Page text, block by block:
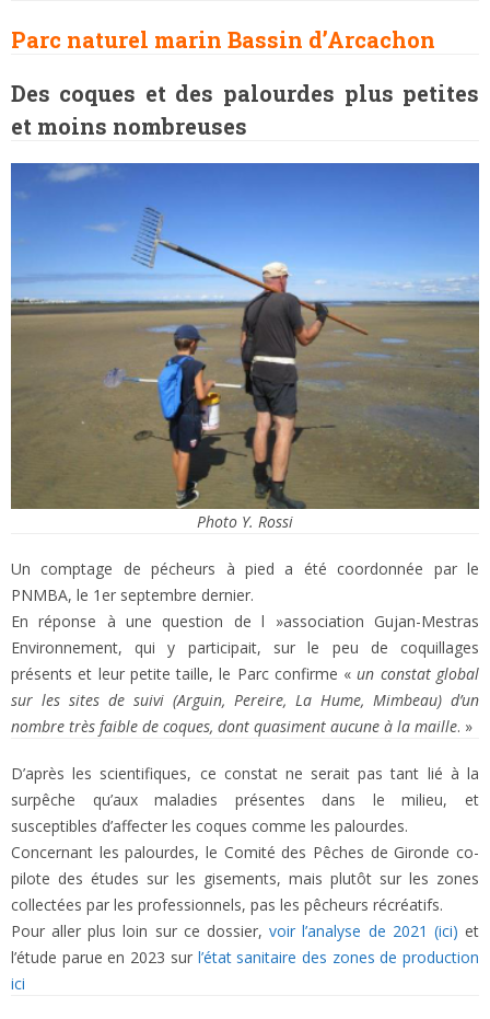
Parc naturel marin Bassin d’Arcachon
Des coques et des palourdes plus petites
et moins nombreuses
Photo Y. Rossi
Un comptage de pécheurs à pied a été coordonnée par le
PNMBA, le 1er septembre dernier.
En réponse à une question de l »association Gujan-Mestras
Environnement, qui y participait, sur le peu de coquillages
présents et leur petite taille, le Parc confirme «un constat global
sur les sites de suivi (Arguin, Pereire, La Hume, Mimbeau) d’un
nombre très faible de coques, dont quasiment aucune à la maille. »
D’après les scientifiques, ce constat ne serait pas tant lié à la
surpêche qu’aux maladies présentes dans le milieu, et
susceptibles d’affecter les coques comme les palourdes.
Concernant les palourdes, le Comité des Pêches de Gironde co-
pilote des études sur les gisements, mais plutôt sur les zones
collectées par les professionnels, pas les pêcheurs récréatifs.
Pour aller plus loin sur ce dossier,voir l’analyse de 2021 (ici) et
l’étude parue en 2023 sur l’état sanitaire des zones de production
ici